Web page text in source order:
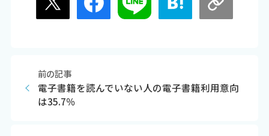
前の記事
電子書籍を読んでいない人の電子書籍利用意向
は35.7％